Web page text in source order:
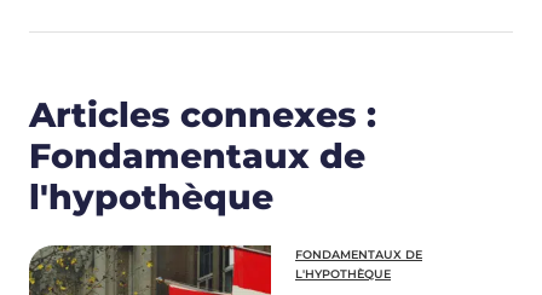
Articles connexes :
Fondamentaux de
l'hypothèque
FONDAMENTAUX DE
L'HYPOTHÈQUE